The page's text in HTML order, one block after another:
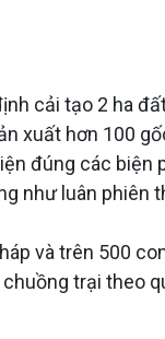
cải tạo 2 ha
xuất hơn 100
đúng các
như luân phiên
và trên 500
trại theo